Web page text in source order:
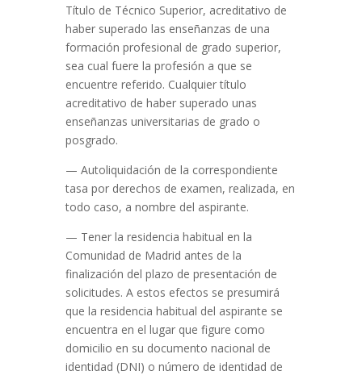
Título de Técnico Superior, acreditativo de
haber superado las enseñanzas de una
formación profesional de grado superior,
sea cual fuere la profesión a que se
encuentre referido. Cualquier título
acreditativo de haber superado unas
enseñanzas universitarias de grado o
posgrado.
— Autoliquidación de la correspondiente
tasa por derechos de examen, realizada, en
todo caso, a nombre del aspirante.
— Tener la residencia habitual en la
Comunidad de Madrid antes de la
finalización del plazo de presentación de
solicitudes. A estos efectos se presumirá
que la residencia habitual del aspirante se
encuentra en el lugar que figure como
domicilio en su documento nacional de
identidad (DNI) o número de identidad de